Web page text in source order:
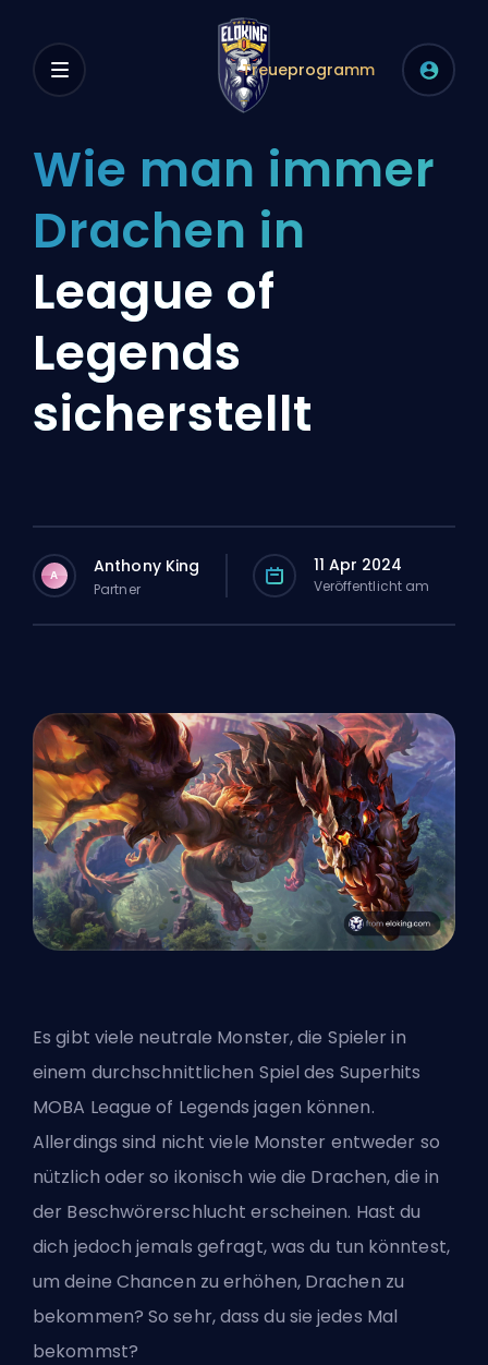
Treueprogramm
Wie man immer
Drachen in
League of
Legends
sicherstellt
A Anthony King
Partner
11 Apr 2024
Veröffentlicht am
Es gibt viele neutrale Monster, die Spieler in
einem durchschnittlichen Spiel des Superhits
MOBA League of Legends jagen können.
Allerdings sind nicht viele Monster entweder so
nützlich oder so ikonisch wie die Drachen, die in
der Beschwörerschlucht erscheinen. Hast du
dich jedoch jemals gefragt, was du tun könntest,
um deine Chancen zu erhöhen, Drachen zu
bekommen? So sehr, dass du sie jedes Mal
bekommst?